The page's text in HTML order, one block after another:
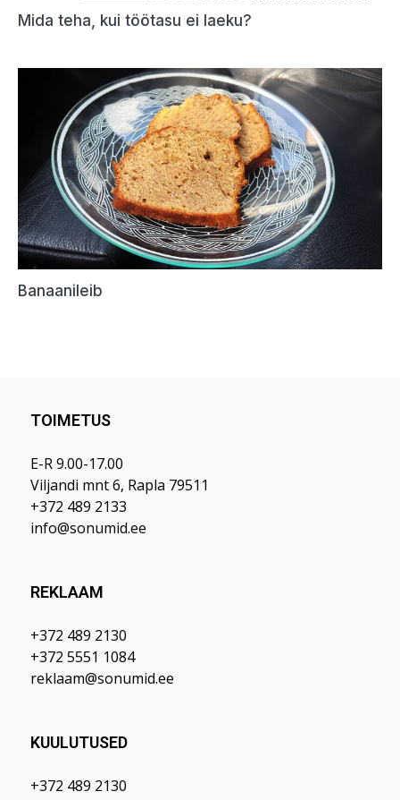
TOIMETUS
E-R 9.00-17.00
Viljandi mnt 6, Rapla 79511
+372 489 2133
info@sonumid.ee
REKLAAM
+372 489 2130
+372 5551 1084
reklaam@sonumid.ee
KUULUTUSED
+372 489 2130